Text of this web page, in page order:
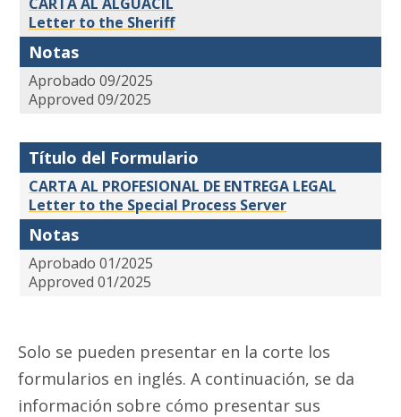
Letter to the Sheriff
Notas
Aprobado 09/2025
Approved 09/2025
Título del Formulario
CARTA AL PROFESIONAL DE ENTREGA LEGAL
Letter to the Special Process Server
Notas
Aprobado 01/2025
Approved 01/2025
Solo se pueden presentar en la corte los
formularios en inglés. A continuación, se da
información sobre cómo presentar sus